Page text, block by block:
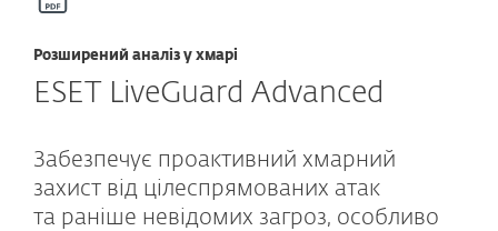
Розширений аналіз у хмарі
ESET LiveGuard Advanced
Забезпечує проактивний хмарний
захист від цілеспрямованих атак
та раніше невідомих загроз, особливо